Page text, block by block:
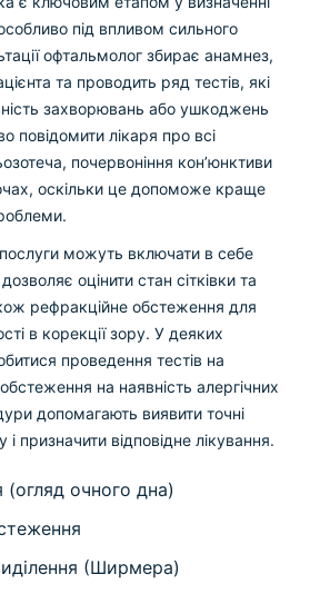
під впливом сильного
офтальмолог збирає анамнез,
та проводить ряд тестів, які
захворювань або ушкоджень
повідомити лікаря про всі
почервоніння кон’юнктиви
оскільки це допоможе краще
послуги можуть включати в себе
оцінити стан сітківки та
рефракційне обстеження для
в корекції зору. У деяких
проведення тестів на
на наявність алергічних
допомагають виявити точні
призначити відповідне лікування.
(огляд очного дна)
(Ширмера)